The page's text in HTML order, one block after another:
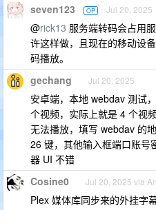
seven123 OP Jul 20, 2025
@rick13 服务端转码会占用
许这样做，且现在的移动设
码播放。
gechang Jul 20, 2025
安卓端，本地 webdav 测试
个视频，实际上就是 4 个视
无法播放，填写 webdav 的
26 键，其他输入框端口账号
器 UI 不错
Cosine0 Jul 20, 2025 via
Plex 媒体库同步来的外挂字